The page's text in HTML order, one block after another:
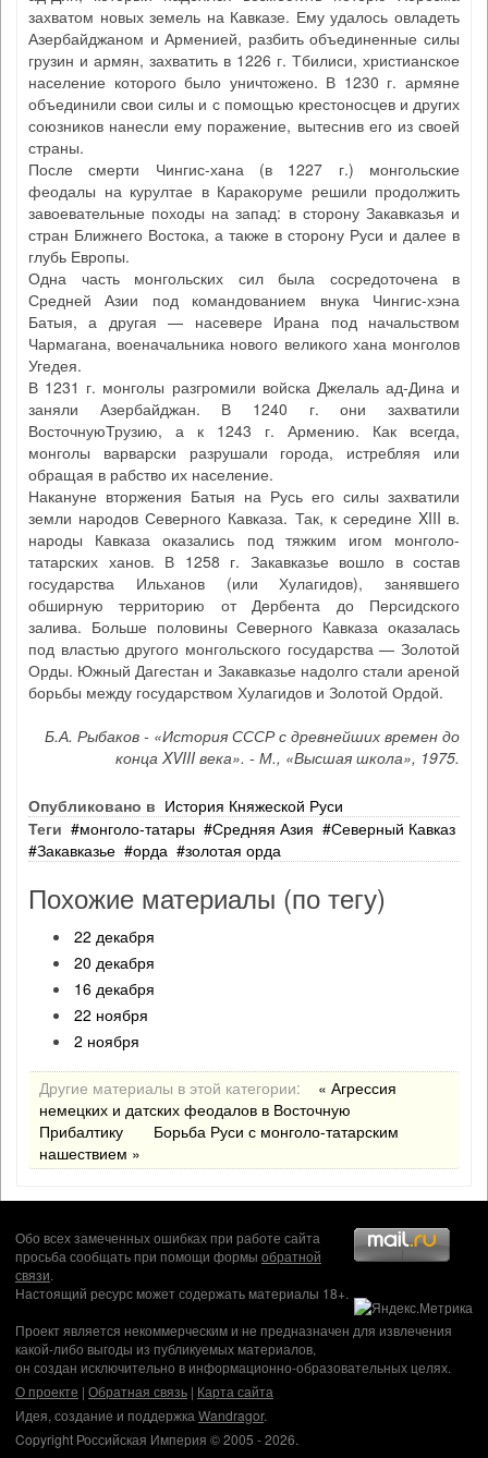
захватом новых земель на Кавказе. Ему удалось овладеть
Азербайджаном и Арменией, разбить объединенные силы
грузин и армян, захватить в 1226 г. Тбилиси, христианское
население которого было уничтожено. В 1230 г. армяне
объединили свои силы и с помощью крестоносцев и других
союзников нанесли ему поражение, вытеснив его из своей
страны.
После смерти Чингис-хана (в 1227 г.) монгольские
феодалы на курултае в Каракоруме решили продолжить
завоевательные походы на запад: в сторону Закавказья и
стран Ближнего Востока, а также в сторону Руси и далее в
глубь Европы.
Одна часть монгольских сил была сосредоточена в
Средней Азии под командованием внука Чингис-хэна
Батыя, а другая — насевере Ирана под начальством
Чармагана, военачальника нового великого хана монголов
Угедея.
В 1231 г. монголы разгромили войска Джелаль ад-Дина и
заняли Азербайджан. В 1240 г. они захватили
ВосточнуюТрузию, а к 1243 г. Армению. Как всегда,
монголы варварски разрушали города, истребляя или
обращая в рабство их население.
Накануне вторжения Батыя на Русь его силы захватили
земли народов Северного Кавказа. Так, к середине XIII в.
народы Кавказа оказались под тяжким игом монголо-
татарских ханов. В 1258 г. Закавказье вошло в состав
государства Ильханов (или Хулагидов), занявшего
обширную территорию от Дербента до Персидского
залива. Больше половины Северного Кавказа оказалась
под властью другого монгольского государства — Золотой
Орды. Южный Дагестан и Закавказье надолго стали ареной
борьбы между государством Хулагидов и Золотой Ордой.
Б.А. Рыбаков - «История СССР с древнейших времен до
конца XVIII века». - М., «Высшая школа», 1975.
Опубликовано в История Княжеской Руси
Теги
монголо‐татары Средняя Азия
Северный Кавказ
Закавказье
орда золотая орда
Похожие материалы (по тегу)
22 декабря
20 декабря
16 декабря
22 ноября
2 ноября
Другие материалы в этой категории:
« Агрессия
немецких и датских феодалов в Восточную
Прибалтику
Борьба Руси с монголо-татарским
нашествием »
Обо всех замеченных ошибках при работе сайта
просьба сообщать при помощи формы обратной
связи.
Настоящий ресурс может содержать материалы 18+.
Проект является некоммерческим и не предназначен для извлечения
какой-либо выгоды из публикуемых материалов,
он создан исключительно в информационно-образовательных целях.
О проекте | Обратная связь | Карта сайта
Идея, создание и поддержка Wandragor.
Copyright Российская Империя © 2005 - 2026.